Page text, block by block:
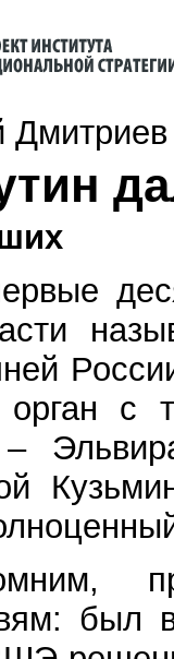
Дмитриев
с
был